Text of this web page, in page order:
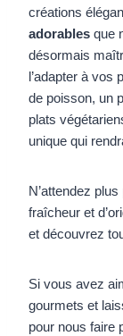
créations
adorables que
désormais
l’adapter à vos
de poisson, un
plats
unique qui
N’attendez
fraîcheur et
et découvrez
Si vous avez
gourmets et
pour nous faire